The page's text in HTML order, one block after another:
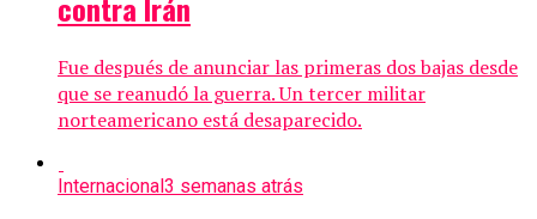
Fue después de anunciar las primeras dos bajas desde
que se reanudó la guerra. Un tercer militar
norteamericano está desaparecido.
Internacional3 semanas atrás